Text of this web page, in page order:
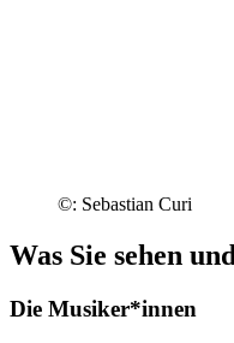
©: Sebastian Curi
Was Sie sehen
Die Musiker*innen